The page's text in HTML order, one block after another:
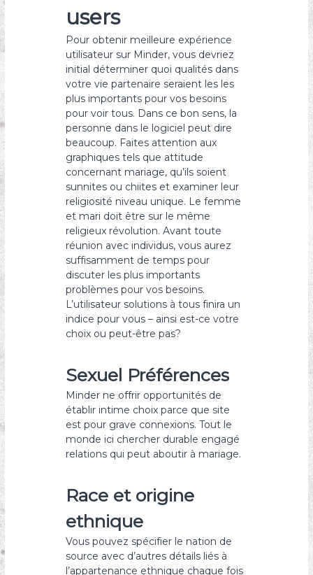
users
Pour obtenir meilleure expérience
utilisateur sur Minder, vous devriez
initial déterminer quoi qualités dans
votre vie partenaire seraient les les
plus importants pour vos besoins
pour voir tous. Dans ce bon sens, la
personne dans le logiciel peut dire
beaucoup. Faites attention aux
graphiques tels que attitude
concernant mariage, qu’ils soient
sunnites ou chiites et examiner leur
religiosité niveau unique. Le femme
et mari doit être sur le même
religieux révolution. Avant toute
réunion avec individus, vous aurez
suffisamment de temps pour
discuter les plus importants
problèmes pour vos besoins.
L’utilisateur solutions à tous finira un
indice pour vous – ainsi est-ce votre
choix ou peut-être pas?
Sexuel Préférences
Minder ne offrir opportunités de
établir intime choix parce que site
est pour grave connexions. Tout le
monde ici chercher durable engagé
relations qui peut aboutir à mariage.
Race et origine
ethnique
Vous pouvez spécifier le nation de
source avec d’autres détails liés à
l’appartenance ethnique chaque fois